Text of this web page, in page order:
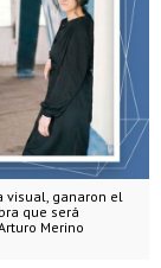
visual, ganaron el
que será
Merino